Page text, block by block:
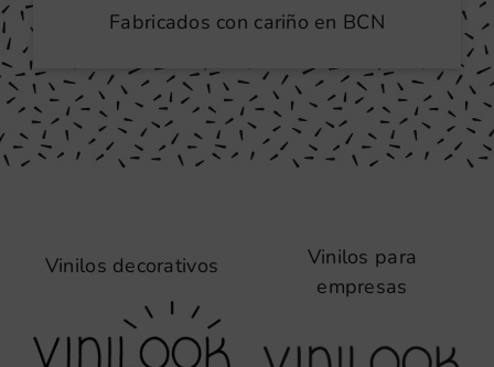
Fabricados con cariño en BCN
Vinilos decorativos
Vinilos para
empresas